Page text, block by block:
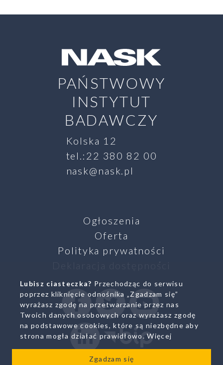
SZUKAJ
PAŃSTWOWY
INSTYTUT
BADAWCZY
Kolska 12
tel.:22 380 82 00
nask@nask.pl
Ogłoszenia
Oferta
Polityka prywatności
Deklaracja dostępności
FacebookTwitterYoutube
LinkedinBiuletyn Infromacji
Lubisz ciasteczka? Przechodząc do serwisu
poprzez kliknięcie odnośnika „Zgadzam się”
wyrażasz zgodę na przetwarzanie przez nas
Twoich danych osobowych oraz wyrażasz zgodę
na podstawowe cookies, które są niezbędne aby
strona mogła działać prawidłowo.Więcej
Zgadzam się